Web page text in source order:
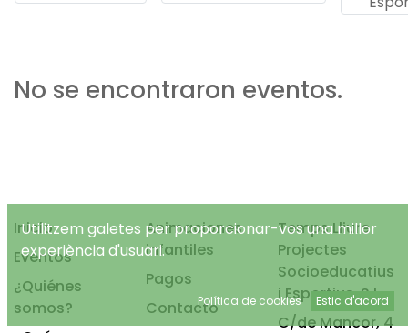
No se encontraron eventos.
Inicio
Eventos
¿Quiénes
somos?
Animaciones
infantiles
Pagos
Contacto
Temps Lliure
Projectes
Socioeducatius
i Esportius, S.L.
C/de Mancor, 4
Utilitzem galetes per proporcionar-vos una millor
experiència d'usuari.
Política de cookies Estic d'acord